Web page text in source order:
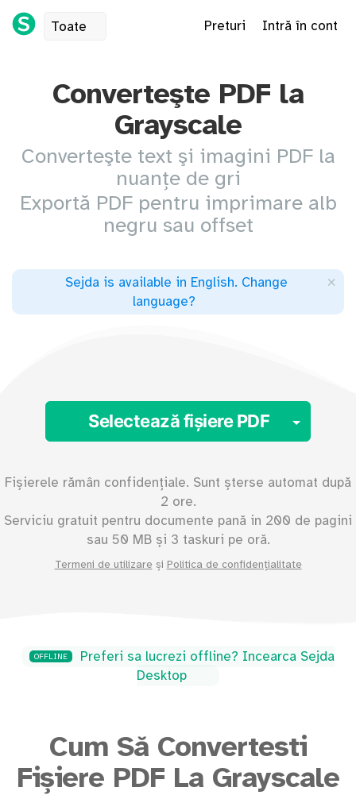
Toate Preturi Intră în cont
Converteşte PDF la
Grayscale
Converteşte text şi imagini PDF la
nuanţe de gri
Exportă PDF pentru imprimare alb
negru sau offset
Sejda is available in English. Change
language?
×
Selectează fișiere PDF
Fișierele rămân confidențiale. Sunt șterse automat după
2 ore.
Serviciu gratuit pentru documente pană in 200 de pagini
sau 50 MB și 3 taskuri pe oră.
Termeni de utilizare și Politica de confidențialitate
OFFLINE
Preferi sa lucrezi offline? Incearca Sejda
Desktop
Cum Să Convertesti
Fișiere PDF La Grayscale